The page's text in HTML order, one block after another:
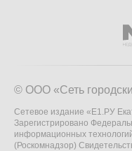
© ООО «Сеть
Сетевое издание «Е1.РУ
Зарегистрировано
информационных
(Роскомнадзор)